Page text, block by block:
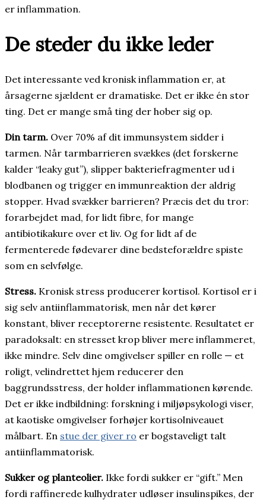
er inflammation.
De steder du ikke leder
Det interessante ved kronisk inflammation er, at
årsagerne sjældent er dramatiske. Det er ikke én stor
ting. Det er mange små ting der hober sig op.
Din tarm. Over 70% af dit immunsystem sidder i
tarmen. Når tarmbarrieren svækkes (det forskerne
kalder “leaky gut”), slipper bakteriefragmenter ud i
blodbanen og trigger en immunreaktion der aldrig
stopper. Hvad svækker barrieren? Præcis det du tror:
forarbejdet mad, for lidt fibre, for mange
antibiotikakure over et liv. Og for lidt af de
fermenterede fødevarer dine bedsteforældre spiste
som en selvfølge.
Stress. Kronisk stress producerer kortisol. Kortisol er i
sig selv antiinflammatorisk, men når det kører
konstant, bliver receptorerne resistente. Resultatet er
paradoksalt: en stresset krop bliver mere inflammeret,
ikke mindre. Selv dine omgivelser spiller en rolle — et
roligt, velindrettet hjem reducerer den
baggrundsstress, der holder inflammationen kørende.
Det er ikke indbildning: forskning i miljøpsykologi viser,
at kaotiske omgivelser forhøjer kortisolniveauet
målbart. En stue der giver ro er bogstaveligt talt
antiinflammatorisk.
Sukker og planteolier. Ikke fordi sukker er “gift.” Men
fordi raffinerede kulhydrater udløser insulinspikes, der